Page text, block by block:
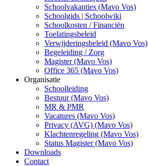
Schoolvakanties (Mavo Vos)
Schoolgids | Schoolwiki
Schoolkosten / Financiën
Toelatingsbeleid
Verwijderingsbeleid (Mavo Vos)
Begeleiding / Zorg
Magister (Mavo Vos)
Office 365 (Mavo Vos)
Organisatie
Schoolleiding
Bestuur (Mavo Vos)
MR & PMR
Vacatures (Mavo Vos)
Privacy (AVG) (Mavo Vos)
Klachtenregeling (Mavo Vos)
Status Magister (Mavo Vos)
Downloads
Contact